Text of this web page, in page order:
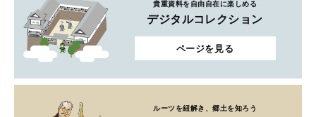
貴重資料を自由自在に楽しめる
デジタルコレクション
ページを見る
ルーツを紐解き、郷土を知ろう